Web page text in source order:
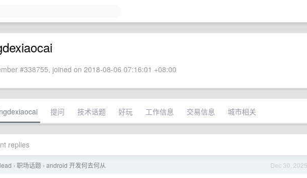
#338755, joined on 2018-08-06 07:16:01 +08:00
提问 技术话题 好玩 工作信息 交易信息 城市相关
replies
Dec 30, 2025
› 职场话题 › android 开发何去何从